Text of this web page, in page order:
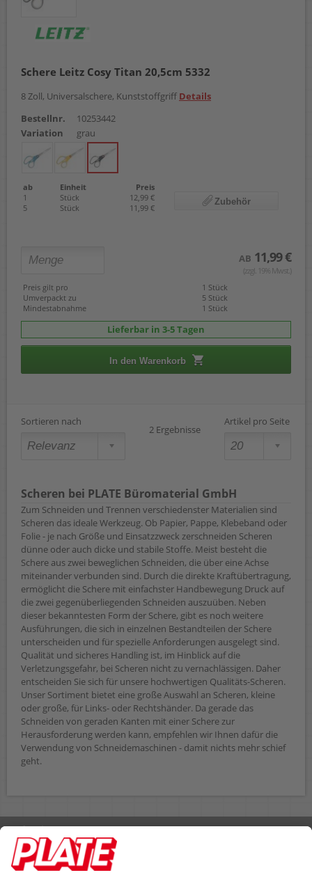
Schere Leitz Cosy Titan 20,5cm 5332
8 Zoll, Universalschere, Kunststoffgriff Details
Bestellnr.
10253442
Variation
grau
ab Einheit
Preis
1
Stück
12,99 €
5
Stück 11,99 €
Zubehör
AB 11,99 €
(zzgl. 19% Mwst.)
Preis gilt pro
1 Stück
Umverpackt zu
5 Stück
Mindestabnahme
1 Stück
Lieferbar in 3-5 Tagen
In den Warenkorb
Sortieren nach
2 Ergebnisse
Artikel pro Seite
Scheren bei PLATE Büromaterial GmbH
Zum Schneiden und Trennen verschiedenster Materialien sind
Scheren das ideale Werkzeug. Ob Papier, Pappe, Klebeband oder
Folie - je nach Größe und Einsatzzweck zerschneiden Scheren
dünne oder auch dicke und stabile Stoffe. Meist besteht die
Schere aus zwei beweglichen Schneiden, die über eine Achse
miteinander verbunden sind. Durch die direkte Kraftübertragung,
ermöglicht die Schere mit einfachster Handbewegung Druck auf
die zwei gegenüberliegenden Schneiden auszuüben. Neben
dieser bekanntesten Form der Schere, gibt es noch weitere
Ausführungen, die sich in einzelnen Bestandteilen der Schere
unterscheiden und für spezielle Anforderungen ausgelegt sind.
Qualität und sicheres Handling ist, im Hinblick auf die
Verletzungsgefahr, bei Scheren nicht zu vernachlässigen. Daher
entscheiden Sie sich für unsere hochwertigen Qualitäts-Scheren.
Unser Sortiment bietet eine große Auswahl an Scheren, kleine
oder große, für Links- oder Rechtshänder. Da gerade das
Schneiden von geraden Kanten mit einer Schere zur
Herausforderung werden kann, empfehlen wir Ihnen dafür die
Verwendung von Schneidemaschinen - damit nichts mehr schief
geht.
Rufen Sie uns an 04298 401-0
Lieferbedingungen Impressum